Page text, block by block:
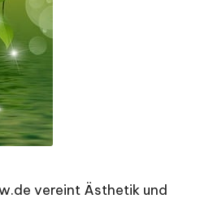
vereint Ästhetik und